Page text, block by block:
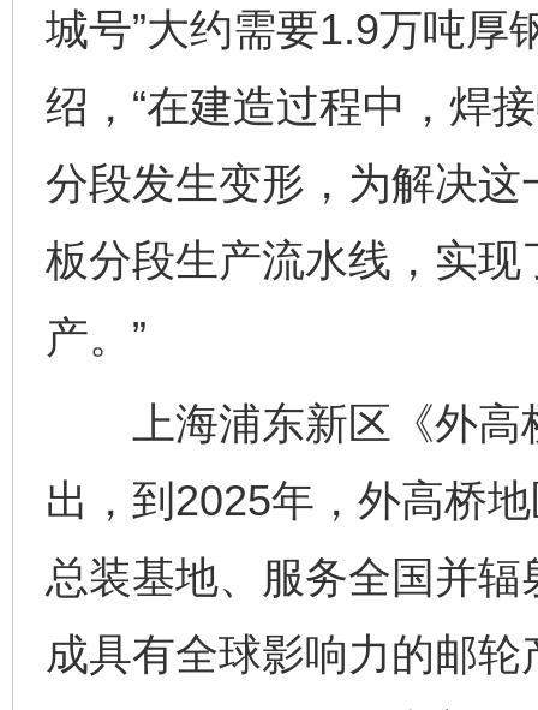
城号”大约需要1.9万吨厚
绍，“在建造过程中，焊
分段发生变形，为解决
板分段生产流水线，实
产。”
上海浦东新区《外高
出，到2025年，外高桥
总装基地、服务全国并
成具有全球影响力的邮